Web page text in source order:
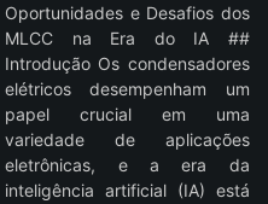
Oportunidades e Desafios dos
MLCC na Era do IA ##
Introdução Os condensadores
elétricos desempenham um
papel crucial em uma
variedade de aplicações
eletrônicas, e a era da
inteligência artificial (IA) está